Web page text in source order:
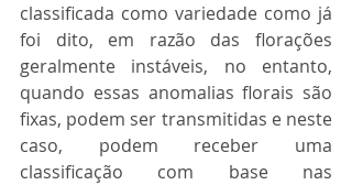
classificada como variedade como já
foi dito, em razão das florações
geralmente instáveis, no entanto,
quando essas anomalias florais são
fixas, podem ser transmitidas e neste
caso, podem receber uma
classificação com base nas